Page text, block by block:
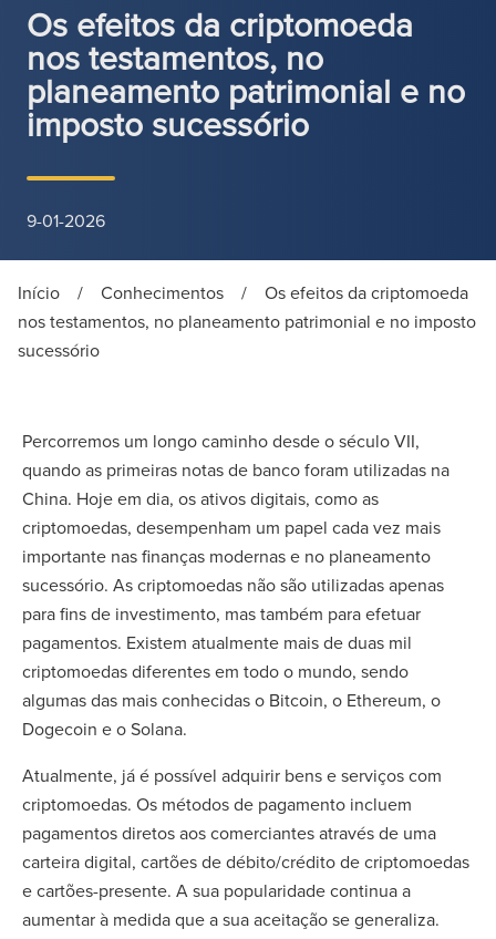
Os efeitos da criptomoeda
nos testamentos, no
planeamento patrimonial e no
imposto sucessório
9-01-2026
Início / Conhecimentos /
Os efeitos da criptomoeda
nos testamentos, no planeamento patrimonial e no imposto
sucessório
Percorremos um longo caminho desde o século VII,
quando as primeiras notas de banco foram utilizadas na
China. Hoje em dia, os ativos digitais, como as
criptomoedas, desempenham um papel cada vez mais
importante nas finanças modernas e no planeamento
sucessório. As criptomoedas não são utilizadas apenas
para fins de investimento, mas também para efetuar
pagamentos. Existem atualmente mais de duas mil
criptomoedas diferentes em todo o mundo, sendo
algumas das mais conhecidas o Bitcoin, o Ethereum, o
Dogecoin e o Solana.
Atualmente, já é possível adquirir bens e serviços com
criptomoedas. Os métodos de pagamento incluem
pagamentos diretos aos comerciantes através de uma
carteira digital, cartões de débito/crédito de criptomoedas
e cartões-presente. A sua popularidade continua a
aumentar à medida que a sua aceitação se generaliza.